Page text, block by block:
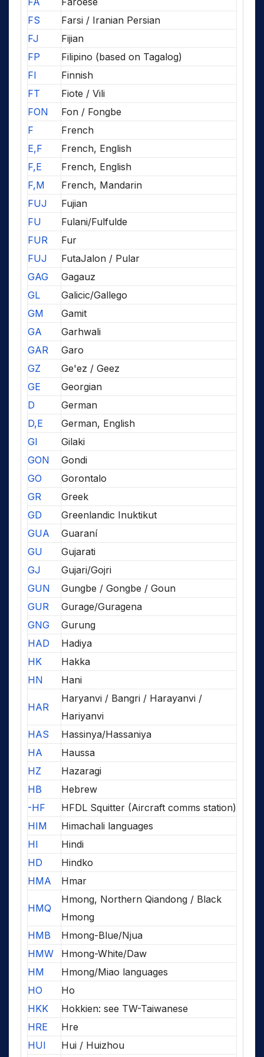
FS
Farsi / Iranian Persian
FJ
Fijian
FP
Filipino (based on Tagalog)
FI
Finnish
FT
Fiote / Vili
FON
Fon / Fongbe
F
French
E,F
French, English
F,E
French, English
F,M
French, Mandarin
FUJ
Fujian
FU
Fulani/Fulfulde
FUR
Fur
FUJ
FutaJalon / Pular
GAG
Gagauz
GL
Galicic/Gallego
GM
Gamit
GA
Garhwali
GAR
Garo
GZ
Ge'ez / Geez
GE
Georgian
D
German
D,E
German, English
GI
Gilaki
GON
Gondi
GO
Gorontalo
GR
Greek
GD
Greenlandic Inuktikut
GUA
Guaraní
GU
Gujarati
GJ
Gujari/Gojri
GUN
Gungbe / Gongbe / Goun
GUR
Gurage/Guragena
GNG
Gurung
HAD
Hadiya
HK
Hakka
HN
Hani
HAR
Haryanvi / Bangri / Harayanvi /
Hariyanvi
HAS
Hassinya/Hassaniya
HA
Haussa
HZ
Hazaragi
HB
Hebrew
-HF
HFDL Squitter (Aircraft comms station)
HIM
Himachali languages
HI
Hindi
HD
Hindko
HMA
Hmar
HMQ
Hmong, Northern Qiandong / Black
Hmong
HMB
Hmong-Blue/Njua
HMW
Hmong-White/Daw
HM
Hmong/Miao languages
HO
Ho
HKK
Hokkien: see TW-Taiwanese
HRE
Hre
HUI
Hui / Huizhou